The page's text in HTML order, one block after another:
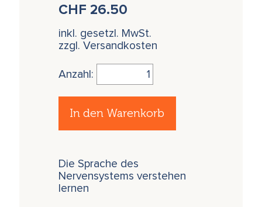
CHF26.50
inkl. gesetzl. MwSt.
zzgl. Versandkosten
Anzahl:
In den Warenkorb
Die Sprache des
Nervensystems verstehen
lernen